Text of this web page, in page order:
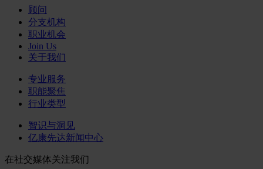
顾问
分支机构
职业机会
Join Us
关于我们
专业服务
职能聚焦
行业类型
智识与洞见
亿康先达新闻中心
在社交媒体关注我们